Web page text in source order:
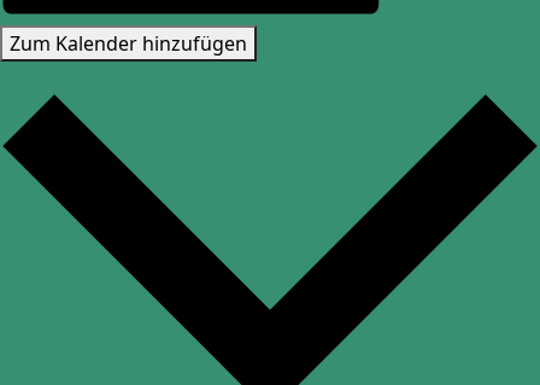
Zum Kalender hinzufügen